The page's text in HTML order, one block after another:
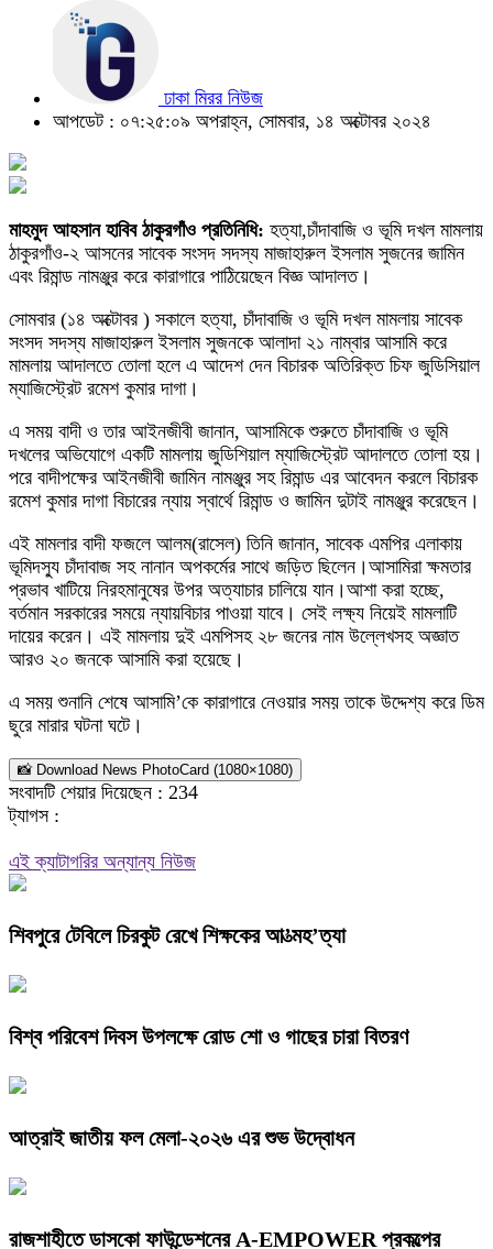
ঢাকা মিরর নিউজ
আপডেট : ০৭:২৫:০৯ অপরাহ্ন, সোমবার, ১৪ অক্টোবর ২০২৪
মাহমুদ আহসান হাবিব ঠাকুরগাঁও প্রতিনিধি: হত্যা,চাঁদাবাজি ও ভূমি দখল মামলায়
ঠাকুরগাঁও-২ আসনের সাবেক সংসদ সদস্য মাজাহারুল ইসলাম সুজনের জামিন
এবং রিমান্ড নামঞ্জুর করে কারাগারে পাঠিয়েছেন বিজ্ঞ আদালত।
সোমবার (১৪ অক্টোবর ) সকালে হত্যা, চাঁদাবাজি ও ভূমি দখল মামলায় সাবেক
সংসদ সদস্য মাজাহারুল ইসলাম সুজনকে আলাদা ২১ নাম্বার আসামি করে
মামলায় আদালতে তোলা হলে এ আদেশ দেন বিচারক অতিরিক্ত চিফ জুডিসিয়াল
ম্যাজিস্ট্রেট রমেশ কুমার দাগা।
এ সময় বাদী ও তার আইনজীবী জানান, আসামিকে শুরুতে চাঁদাবাজি ও ভূমি
দখলের অভিযোগে একটি মামলায় জুডিশিয়াল ম্যাজিস্ট্রেট আদালতে তোলা হয়।
পরে বাদীপক্ষের আইনজীবী জামিন নামঞ্জুর সহ রিমান্ড এর আবেদন করলে বিচারক
রমেশ কুমার দাগা বিচারের ন্যায় স্বার্থে রিমান্ড ও জামিন দুটাই নামঞ্জুর করেছেন।
এই মামলার বাদী ফজলে আলম(রাসেল) তিনি জানান, সাবেক এমপির এলাকায়
ভূমিদস্যু চাঁদাবাজ সহ নানান অপকর্মের সাথে জড়িত ছিলেন।আসামিরা ক্ষমতার
প্রভাব খাটিয়ে নিরহমানুষের উপর অত্যাচার চালিয়ে যান।আশা করা হচ্ছে,
বর্তমান সরকারের সময়ে ন্যায়বিচার পাওয়া যাবে। সেই লক্ষ্য নিয়েই মামলাটি
দায়ের করেন। এই মামলায় দুই এমপিসহ ২৮ জনের নাম উল্লেখসহ অজ্ঞাত
আরও ২০ জনকে আসামি করা হয়েছে।
এ সময় শুনানি শেষে আসামি’কে কারাগারে নেওয়ার সময় তাকে উদ্দেশ্য করে ডিম
ছুরে মারার ঘটনা ঘটে।
📸 Download News PhotoCard (1080×1080)
সংবাদটি শেয়ার দিয়েছেন : 234
ট্যাগস :
এই ক্যাটাগরির অন্যান্য নিউজ
শিবপুরে টেবিলে চিরকুট রেখে শিক্ষকের আ’ত্মহ’ত্যা
বিশ্ব পরিবেশ দিবস উপলক্ষে রোড শো ও গাছের চারা বিতরণ
আত্রাই জাতীয় ফল মেলা-২০২৬ এর শুভ উদ্বোধন
রাজশাহীতে ডাসকো ফাউন্ডেশনের A-EMPOWER প্রকল্পের